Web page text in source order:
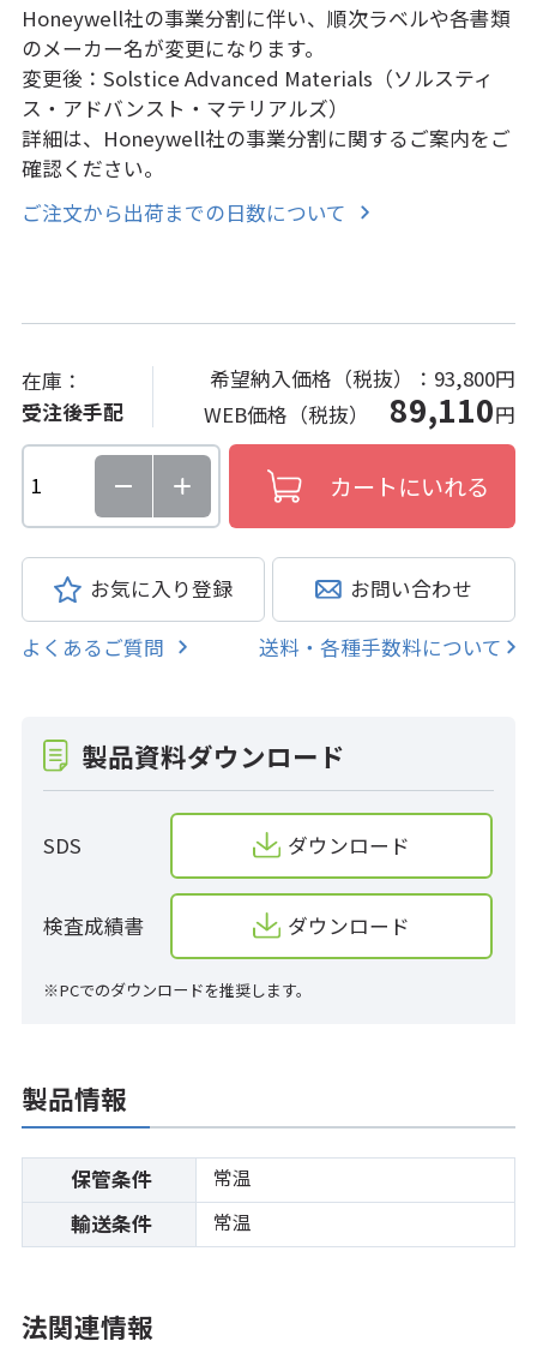
Honeywell社の事業分割に伴い、順次ラベルや各書類
のメーカー名が変更になります。
変更後：Solstice Advanced Materials（ソルスティ
ス・アドバンスト・マテリアルズ）
詳細は、Honeywell社の事業分割に関するご案内をご
確認ください。
ご注文から出荷までの日数について
在庫：
受注後手配
希望納入価格（税抜）： 93,800円
WEB価格（税抜） 89,110円
お気に入り登録 お問い合わせ
よくあるご質問 送料・各種手数料について
製品資料ダウンロード
SDS ダウンロード
検査成績書 ダウンロード
※PCでのダウンロードを推奨します。
製品情報
保管条件 常温
輸送条件 常温
法関連情報